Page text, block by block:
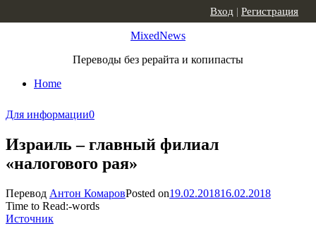
MixedNews
Переводы без рерайта и копипасты
Home
Вход | Регистрация
Для информации0
Израиль – главный филиал
«налогового рая»
Перевод Антон КомаровPosted on19.02.201816.02.2018
Time to Read:-words
Источник